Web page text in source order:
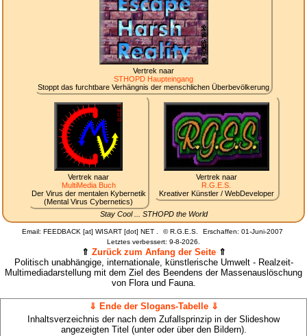
Vertrek naar
STHOPD Haupteingang
Stoppt das furchtbare Verhängnis der menschlichen Überbevölkerung
Vertrek naar
MultiMedia Buch
Der Virus der mentalen Kybernetik
(Mental Virus Cybernetics)
Vertrek naar
R.G.E.S.
Kreativer Künstler / WebDeveloper
Stay Cool ... STHOPD the World
Email: FEEDBACK [at] WISART [dot] NET . ©R.G.E.S.
Erschaffen: 01-Juni-2007
Letztes verbessert: 9-8-2026.
⇑ Zurück zum Anfang der Seite⇑
Politisch unabhängige, internationale, künstlerische Umwelt - Realzeit-
Multimediadarstellung mit dem Ziel des Beendens der Massenauslöschung
von Flora und Fauna.
⇓ Ende der Slogans-Tabelle ⇓
Inhaltsverzeichnis der nach dem Zufallsprinzip in der Slideshow
angezeigten Titel (unter oder über den Bildern).